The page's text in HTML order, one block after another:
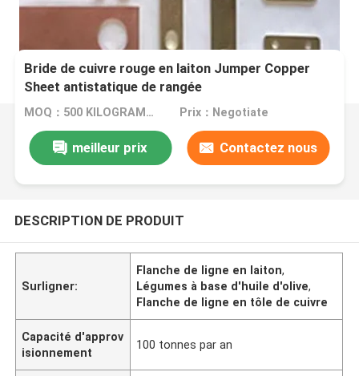
Bride de cuivre rouge en laiton Jumper Copper
Sheet antistatique de rangée
MOQ：500 KILOGRAMMES Prix：Negotiate
meilleur prix Contactez nous
DESCRIPTION DE PRODUIT
Surligner:
Flanche de ligne en laiton,
Légumes à base d'huile d'olive,
Flanche de ligne en tôle de cuivre
Capacité d'approv
isionnement
100 tonnes par an